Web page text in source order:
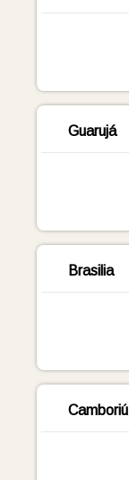
Guarujá
Brasilia
Camboriú